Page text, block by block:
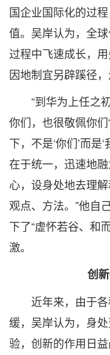
国企业国际化的过
值。吴岸认为，全
过程中飞速成长，
因地制宜另辟蹊径
“到华为上任之
你们，也很敬佩你
下，不是‘你们’而是
在于统一，迅速地
心，设身处地去理
观点、方法。”他自
下了“虚怀若谷、和
激。
创
近年来，由于
缓，吴岸认为，身
验，创新的作用日